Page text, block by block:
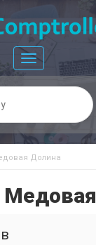
Toggle
navigation
Долина